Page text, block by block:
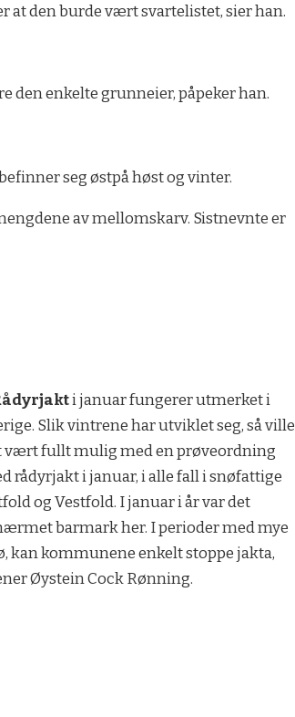
at den burde vært svartelistet, sier han.
den enkelte grunneier, påpeker han.
seg østpå høst og vinter.
av mellomskarv. Sistnevnte er
i januar fungerer utmerket i
Slik vintrene har utviklet seg, så ville
vært fullt mulig med en prøveordning
rådyrjakt i januar, i alle fall i snøfattige
og Vestfold. I januar i år var det
barmark her. I perioder med mye
kan kommunene enkelt stoppe jakta,
Øystein Cock Rønning.